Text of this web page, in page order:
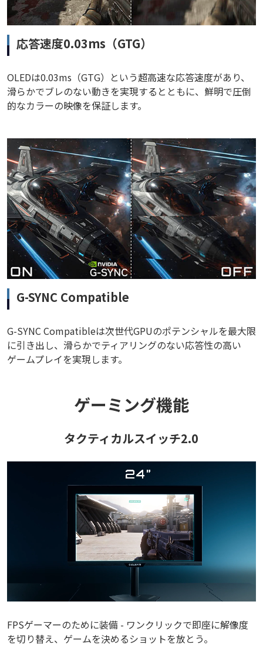
応答速度0.03ms（GTG）
OLEDは0.03ms（GTG）という超高速な応答速度があり、
滑らかでブレのない動きを実現するとともに、鮮明で圧倒
的なカラーの映像を保証します。
G-SYNC Compatible
G-SYNC Compatibleは次世代GPUのポテンシャルを最大限
に引き出し、滑らかでティアリングのない応答性の高い
ゲームプレイを実現します。
ゲーミング機能
タクティカルスイッチ2.0
FPSゲーマーのために装備 - ワンクリックで即座に解像度
を切り替え、ゲームを決めるショットを放とう。